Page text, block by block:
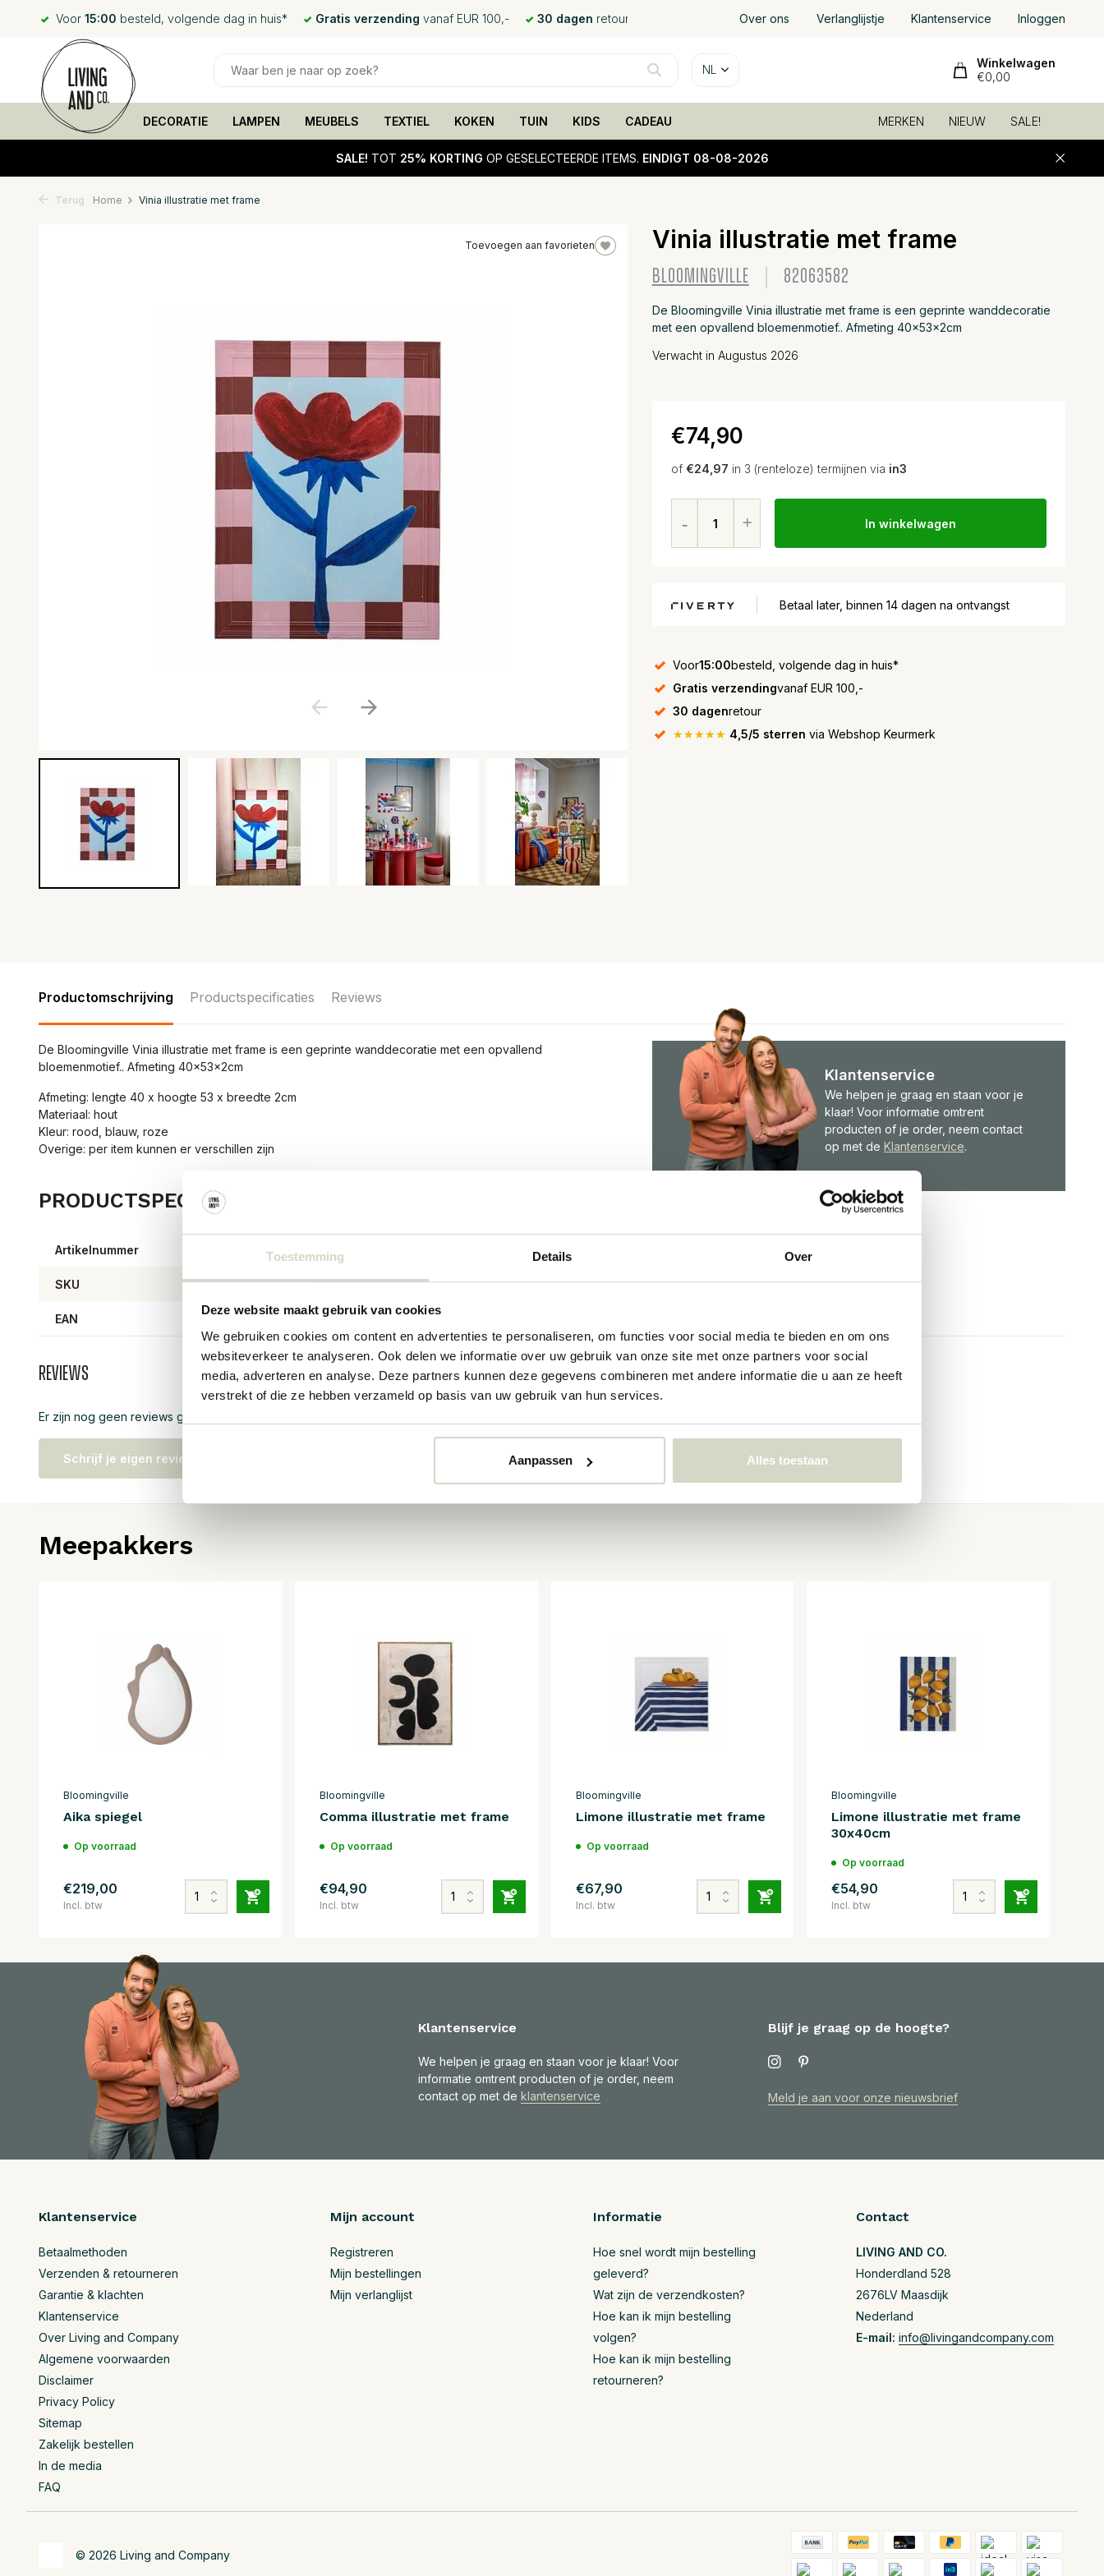
Toestemming Details Over
Deze website maakt gebruik van cookies
We gebruiken cookies om content en advertenties te personaliseren, om functies voor social media te bieden en om ons
websiteverkeer te analyseren. Ook delen we informatie over uw gebruik van onze site met onze partners voor social
media, adverteren en analyse. Deze partners kunnen deze gegevens combineren met andere informatie die u aan ze heeft
verstrekt of die ze hebben verzameld op basis van uw gebruik van hun services.
Aanpassen Alles toestaan
Voor 15:00 besteld, volgende dag in huis* Gratis verzending vanaf EUR 100,- 30 dagen retour Over ons Verlanglijstje Klantenservice Inloggen
NL
Winkelwagen
€0,00
DECORATIE LAMPEN MEUBELS TEXTIEL KOKEN TUIN KIDS CADEAU MERKEN NIEUW SALE!
SALE! TOT 25% KORTING OP GESELECTEERDE ITEMS. EINDIGT 08-08-2026
Terug Home Vinia illustratie met frame
Toevoegen aan favorieten Vinia illustratie met frame
BLOOMINGVILLE 82063582
De Bloomingville Vinia illustratie met frame is een geprinte wanddecoratie
met een opvallend bloemenmotief.. Afmeting 40x53x2cm
Verwacht in Augustus 2026
€74,90
of €24,97 in 3 (renteloze) termijnen via in3
In winkelwagen
Betaal later, binnen 14 dagen na ontvangst
Voor15:00besteld, volgende dag in huis*
Gratis verzendingvanaf EUR 100,-
30 dagenretour
★★★★★ 4,5/5 sterren via Webshop Keurmerk
Productomschrijving Productspecificaties Reviews
De Bloomingville Vinia illustratie met frame is een geprinte wanddecoratie met een opvallend
bloemenmotief.. Afmeting 40x53x2cm
Afmeting: lengte 40 x hoogte 53 x breedte 2cm
Materiaal: hout
Kleur: rood, blauw, roze
Overige: per item kunnen er verschillen zijn
PRODUCTSPECIFICATIES
Artikelnummer
SKU 82063582
EAN 5711173361199
Klantenservice
We helpen je graag en staan voor je
klaar! Voor informatie omtrent
producten of je order, neem contact
op met de Klantenservice.
Reviews
Er zijn nog geen reviews geschreven over dit product..
Schrijf je eigen review
Meepakkers
Bloomingville
Aika spiegel
Op voorraad
€219,00
Incl. btw
Bloomingville
Comma illustratie met frame
Op voorraad
€94,90
Incl. btw
Bloomingville
Limone illustratie met frame
Op voorraad
€67,90
Incl. btw
Bloomingville
Limone illustratie met frame
30x40cm
Op voorraad
€54,90
Incl. btw
Klantenservice
We helpen je graag en staan voor je klaar! Voor
informatie omtrent producten of je order, neem
contact op met de klantenservice
Blijf je graag op de hoogte?
Meld je aan voor onze nieuwsbrief
Klantenservice
Betaalmethoden
Verzenden & retourneren
Garantie & klachten
Klantenservice
Over Living and Company
Algemene voorwaarden
Disclaimer
Privacy Policy
Sitemap
Zakelijk bestellen
In de media
FAQ
Mijn account
Registreren
Mijn bestellingen
Mijn verlanglijst
Informatie
Hoe snel wordt mijn bestelling
geleverd?
Wat zijn de verzendkosten?
Hoe kan ik mijn bestelling
volgen?
Hoe kan ik mijn bestelling
retourneren?
Contact
LIVING AND CO.
Honderdland 528
2676LV Maasdijk
Nederland
E-mail: info@livingandcompany.com
© 2026 Living and Company